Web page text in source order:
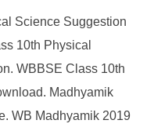
Science Suggestion
10th Physical
WBBSE Class 10th
Madhyamik
WB Madhyamik 2019